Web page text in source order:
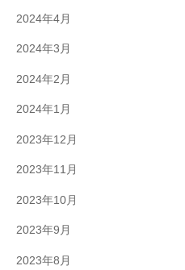
2024年4月
2024年3月
2024年2月
2024年1月
2023年12月
2023年11月
2023年10月
2023年9月
2023年8月